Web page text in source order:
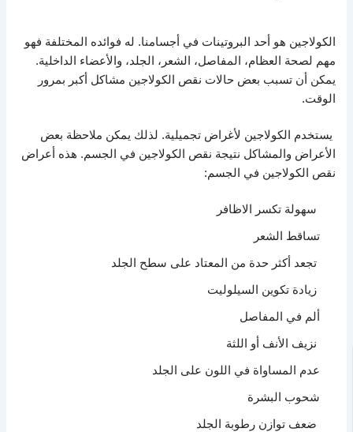
الكولاجين هو أحد البروتينات في أجسامنا. له فوائده المختلفة فهو
مهم لصحة العظام، المفاصل، الشعر، الجلد، والأعضاء الداخلية.
يمكن أن تسبب بعض حالات نقص الكولاجين مشاكل أكبر بمرور
الوقت.
يستخدم الكولاجين لأغراض تجميلية. لذلك يمكن ملاحظة بعض
الأعراض والمشاكل نتيجة نقص الكولاجين في الجسم. هذه أعراض
نقص الكولاجين في الجسم:
سهولة تكسر الاظافر
تساقط الشعر
تجعد أكثر حدة من المعتاد على سطح الجلد
زيادة تكوين السيلوليت
ألم في المفاصل
نزيف الأنف أو اللثة
عدم المساواة في اللون على الجلد
شحوب البشرة
ضعف توازن رطوبة الجلد